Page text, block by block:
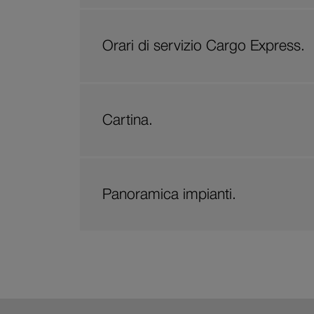
Orari di servizio Cargo Express.
Cartina.
Panoramica impianti.